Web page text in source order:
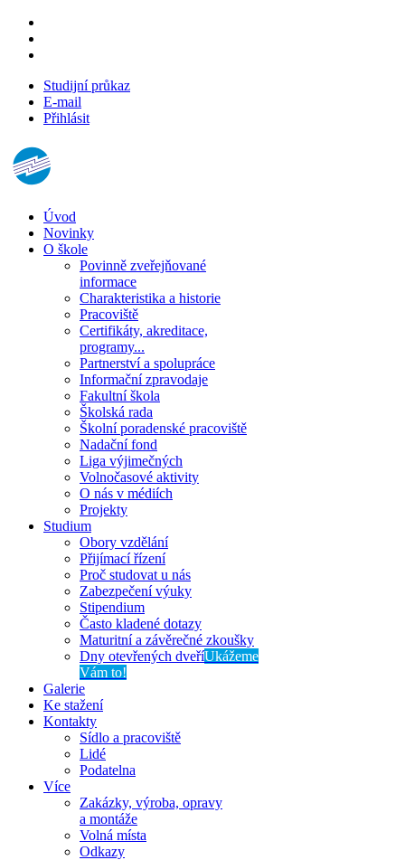
Studijní průkaz
E-mail
Přihlásit
Úvod
Novinky
O škole
Povinně zveřejňované
informace
Charakteristika a historie
Pracoviště
Certifikáty, akreditace,
programy...
Partnerství a spolupráce
Informační zpravodaje
Fakultní škola
Školská rada
Školní poradenské pracoviště
Nadační fond
Liga výjimečných
Volnočasové aktivity
O nás v médiích
Projekty
Studium
Obory vzdělání
Přijímací řízení
Proč studovat u nás
Zabezpečení výuky
Stipendium
Často kladené dotazy
Maturitní a závěrečné zkoušky
Dny otevřených dveříUkážeme
Vám to!
Galerie
Ke stažení
Kontakty
Sídlo a pracoviště
Lidé
Podatelna
Více
Zakázky, výroba, opravy
a montáže
Volná místa
Odkazy